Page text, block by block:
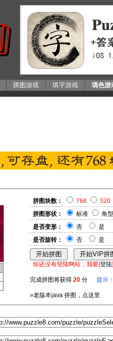
拼图游戏 填字游戏 填色游
拼图块数： 768
520
拼图形状：
标准
角型
是否变形：
否
是
是否旋转：
否 是
你还没有登陆网站，我要[登陆
完成拼图将获得 20 分 提示
»老版本java 拼图，点这里